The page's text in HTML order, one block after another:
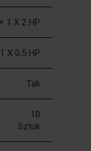
1 X 2 HP
1 X 0,5 HP
Tak
10
Sztuk